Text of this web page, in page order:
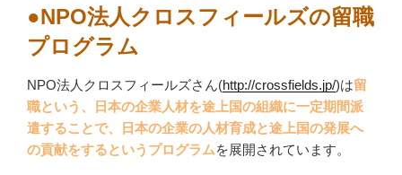
●NPO法人クロスフィールズの留職
プログラム
NPO法人クロスフィールズさん(http://crossfields.jp/)は留
職という、日本の企業人材を途上国の組織に一定期間派
遣することで、日本の企業の人材育成と途上国の発展へ
の貢献をするというプログラムを展開されています。